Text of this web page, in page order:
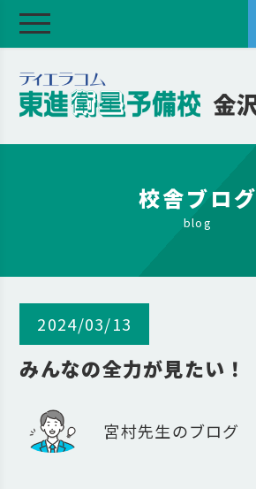
校舎ブログ
blog
2024/03/13
みんなの全力が見たい！
宮村先生のブログ